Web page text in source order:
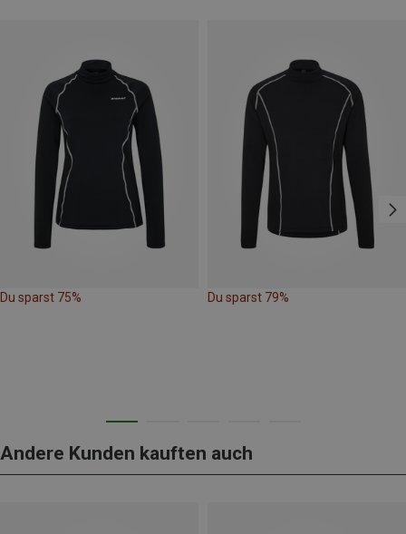
Du sparst 75% Du sparst 79%
Andere Kunden kauften auch